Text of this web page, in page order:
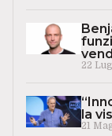
22
la
21